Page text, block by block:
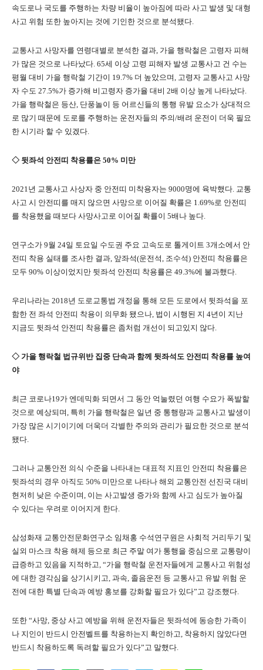
속도로나 국도를 주행하는 차량 비율이 높아짐에 따라 사고 발생 및 대형
사고 위험 또한 높아지는 것에 기인한 것으로 분석됐다.
교통사고 사망자를 연령대별로 분석한 결과, 가을 행락철은 고령자 피해
가 많은 것으로 나타났다. 65세 이상 고령 피해자 발생 교통사고 건 수는
평월 대비 가을 행락철 기간이 19.7% 더 높았으며, 고령자 교통사고 사망
자 수도 27.5%가 증가해 비고령자 증가율 대비 2배 이상 높게 나타났다.
가을 행락철은 등산, 단풍놀이 등 어르신들의 통행 유발 요소가 상대적으
로 많기 때문에 도로를 주행하는 운전자들의 주의/배려 운전이 더욱 필요
한 시기라 할 수 있겠다.
◇ 뒷좌석 안전띠 착용률은 50% 미만
2021년 교통사고 사상자 중 안전띠 미착용자는 9000명에 육박했다. 교통
사고 시 안전띠를 매지 않으면 사망으로 이어질 확률은 1.69%로 안전띠
를 착용했을 때보다 사망사고로 이어질 확률이 5배나 높다.
연구소가 9월 24일 토요일 수도권 주요 고속도로 톨게이트 3개소에서 안
전띠 착용 실태를 조사한 결과, 앞좌석(운전석, 조수석) 안전띠 착용률은
모두 90% 이상이었지만 뒷좌석 안전띠 착용률은 49.3%에 불과했다.
우리나라는 2018년 도로교통법 개정을 통해 모든 도로에서 뒷좌석을 포
함한 전 좌석 안전띠 착용이 의무화 됐으나, 법이 시행된 지 4년이 지난
지금도 뒷좌석 안전띠 착용률은 좀처럼 개선이 되고있지 않다.
◇ 가을 행락철 법규위반 집중 단속과 함께 뒷좌석도 안전띠 착용률 높여
야
최근 코로나19가 엔데믹화 되면서 그 동안 억눌렸던 여행 수요가 폭발할
것으로 예상되며, 특히 가을 행락철은 일년 중 통행량과 교통사고 발생이
가장 많은 시기이기에 더욱더 각별한 주의와 관리가 필요한 것으로 분석
됐다.
그러나 교통안전 의식 수준을 나타내는 대표적 지표인 안전띠 착용률은
뒷좌석의 경우 아직도 50% 미만으로 나타나 해외 교통안전 선진국 대비
현저히 낮은 수준이며, 이는 사고발생 증가와 함께 사고 심도가 높아질
수 있다는 우려로 이어지게 한다.
삼성화재 교통안전문화연구소 임채홍 수석연구원은 사회적 거리두기 및
실외 마스크 착용 해제 등으로 최근 주말 여가 통행을 중심으로 교통량이
급증하고 있음을 지적하고, “가을 행락철 운전자들에게 교통사고 위험성
에 대한 경각심을 상기시키고, 과속, 졸음운전 등 교통사고 유발 위험 운
전에 대한 특별 단속과 예방 홍보를 강화할 필요가 있다”고 강조했다.
또한 “사망, 중상 사고 예방을 위해 운전자들은 뒷좌석에 동승한 가족이
나 지인이 반드시 안전벨트를 착용하는지 확인하고, 착용하지 않았다면
반드시 착용하도록 독려할 필요가 있다”고 말했다.